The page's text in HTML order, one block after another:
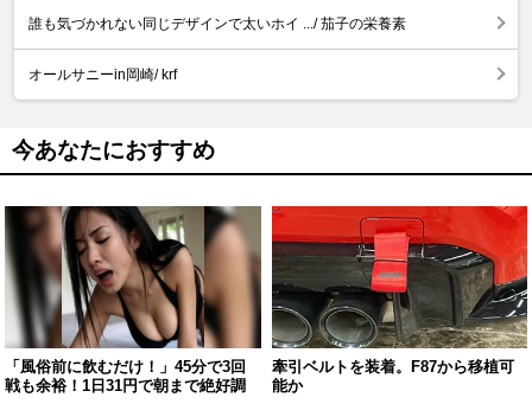
誰も気づかれない同じデザインで太いホイ .../ 茄子の栄養素
オールサニーin岡崎/ krf
今あなたにおすすめ
「風俗前に飲むだけ！」45分で3回
戦も余裕！1日31円で朝まで絶好調
牽引ベルトを装着。F87から移植可
能か